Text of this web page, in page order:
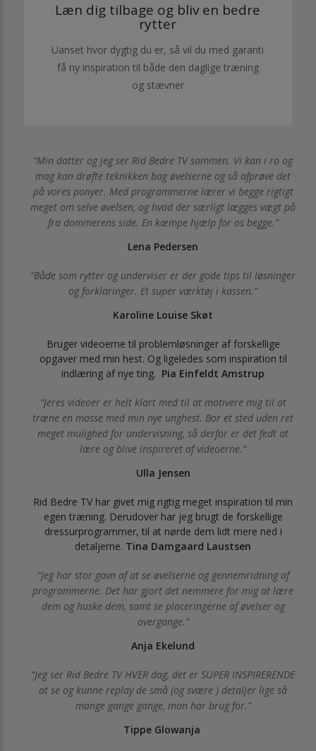
Læn dig tilbage og bliv en bedre
rytter
Uanset hvor dygtig du er, så vil du med garanti
få ny inspiration til både den daglige træning
og stævner
Min datter og jeg ser Rid Bedre TV sammen. Vi kan i ro og
mag kan drøfte teknikken bag øvelserne og så afprøve det
på vores ponyer. Med programmerne lærer vi begge rigtigt
meget om selve øvelsen, og hvad der særligt lægges vægt på
fra dommerens side. En kæmpe hjælp for os begge.
Lena Pedersen
Både som rytter og underviser er der gode tips til løsninger
og forklaringer. Et super værktøj i kassen.
Karoline Louise Skøt
Bruger videoerne til problemløsninger af forskellige
opgaver med min hest. Og ligeledes som inspiration til
indlæring af nye ting. Pia Einfeldt Amstrup
Jeres videoer er helt klart med til at motivere mig til at
træne en masse med min nye unghest. Bor et sted uden ret
meget mulighed for undervisning, så derfor er det fedt at
lære og blive inspireret af videoerne.
Ulla Jensen
Rid Bedre TV har givet mig rigtig meget inspiration til min
egen træning. Derudover har jeg brugt de forskellige
dressurprogrammer, til at nørde dem lidt mere ned i
detaljerne. Tina Damgaard Laustsen
Jeg har stor gavn af at se øvelserne og gennemridning af
programmerne. Det har gjort det nemmere for mig at lære
dem og huske dem, samt se placeringerne af øvelser og
overgange.
Anja Ekelund
Jeg ser Rid Bedre TV HVER dag, det er SUPER INSPIRERENDE
at se og kunne replay de små (og svære ) detaljer lige så
mange gange gange, man har brug for.
Tippe Glowanja